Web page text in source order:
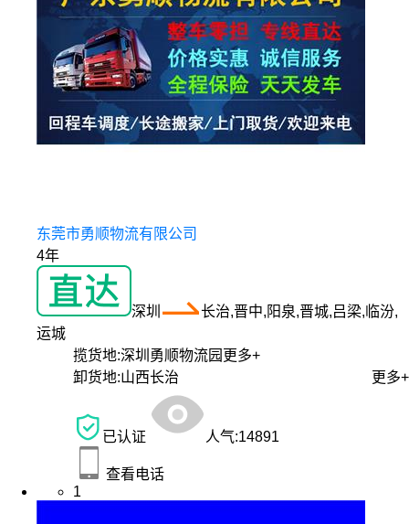
东莞市勇顺物流有限公司
4年
深圳
长治,晋中,阳泉,晋城,吕梁,临汾,
运城
揽货地:深圳勇顺物流园 更多+
卸货地:山西长治 更多+
已认证 人气:14891
查看电话
1